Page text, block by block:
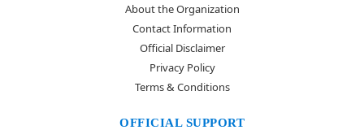
About the Organization
Contact Information
Official Disclaimer
Privacy Policy
Terms & Conditions
OFFICIAL SUPPORT